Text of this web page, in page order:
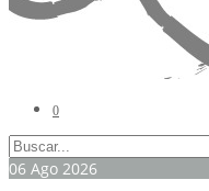
0
06 Ago 2026